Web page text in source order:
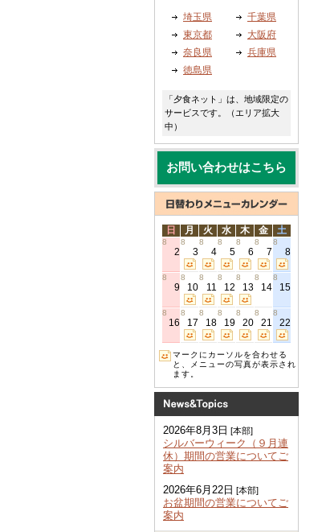
埼玉県
千葉県
東京都
大阪府
奈良県
兵庫県
徳島県
「夕食ネット」は、地域限定の
サービスです。（エリア拡大
中）
お問い合わせはこちら
日 月 火 水 木 金 土
8
2
8
3
8
4
8
5
8
6
8
7
8
8
8
9
8
10
8
11
8
12
8
13
8
14
8
15
8
16
8
17
8
18
8
19
8
20
8
21
8
22
マークにカーソルを合わせる
と、メニューの写真が表示され
ます。
2026年8月3日 [本部]
シルバーウィーク（９月連
休）期間の営業についてご
案内
2026年6月22日 [本部]
お盆期間の営業についてご
案内